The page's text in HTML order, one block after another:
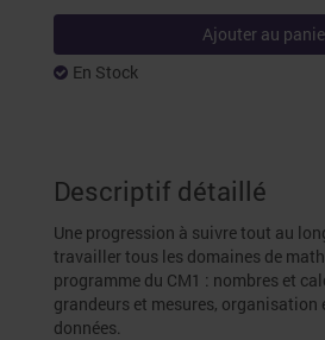
Ajouter au
En Stock
Descriptif détaillé
Une progression à suivre tout au
travailler tous les domaines de
programme du CM1 : nombres et
grandeurs et mesures, organisation
données.